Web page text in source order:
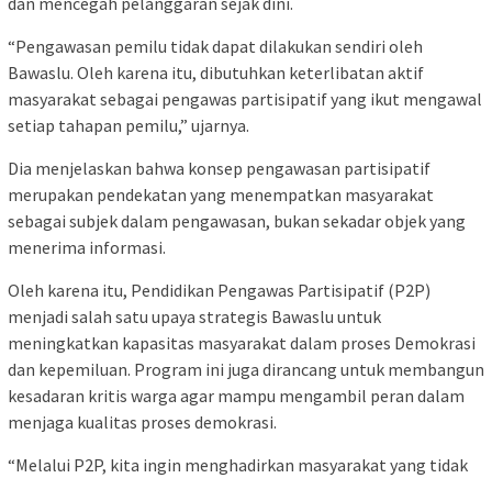
“Pengawasan pemilu tidak dapat dilakukan sendiri oleh
Bawaslu. Oleh karena itu, dibutuhkan keterlibatan aktif
masyarakat sebagai pengawas partisipatif yang ikut mengawal
setiap tahapan pemilu,” ujarnya.
Dia menjelaskan bahwa konsep pengawasan partisipatif
merupakan pendekatan yang menempatkan masyarakat
sebagai subjek dalam pengawasan, bukan sekadar objek yang
menerima informasi.
Oleh karena itu, Pendidikan Pengawas Partisipatif (P2P)
menjadi salah satu upaya strategis Bawaslu untuk
meningkatkan kapasitas masyarakat dalam proses Demokrasi
dan kepemiluan. Program ini juga dirancang untuk membangun
kesadaran kritis warga agar mampu mengambil peran dalam
menjaga kualitas proses demokrasi.
“Melalui P2P, kita ingin menghadirkan masyarakat yang tidak